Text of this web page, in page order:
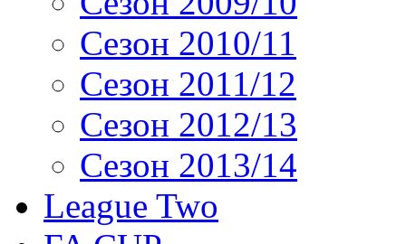
Сезон 2010/11
Сезон 2011/12
Сезон 2012/13
Сезон 2013/14
League Two